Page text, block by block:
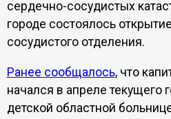
сердечно-сосудистых
городе состоялось
сосудистого отделения.
Ранее сообщалось, что
начался в апреле текущего
детской областной